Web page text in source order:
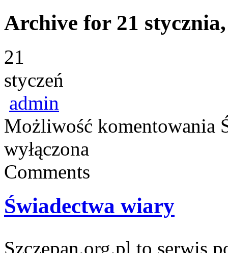
Archive for 21
21
styczeń
admin
Możliwość komentowania
wyłączona
Comments
Świadectwa wiary
Szczepan.org.pl to serwis